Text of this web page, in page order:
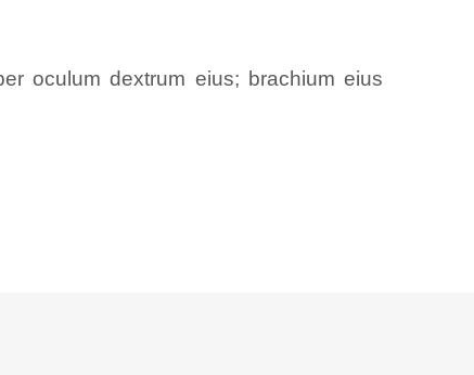
oculum dextrum eius; brachium eius